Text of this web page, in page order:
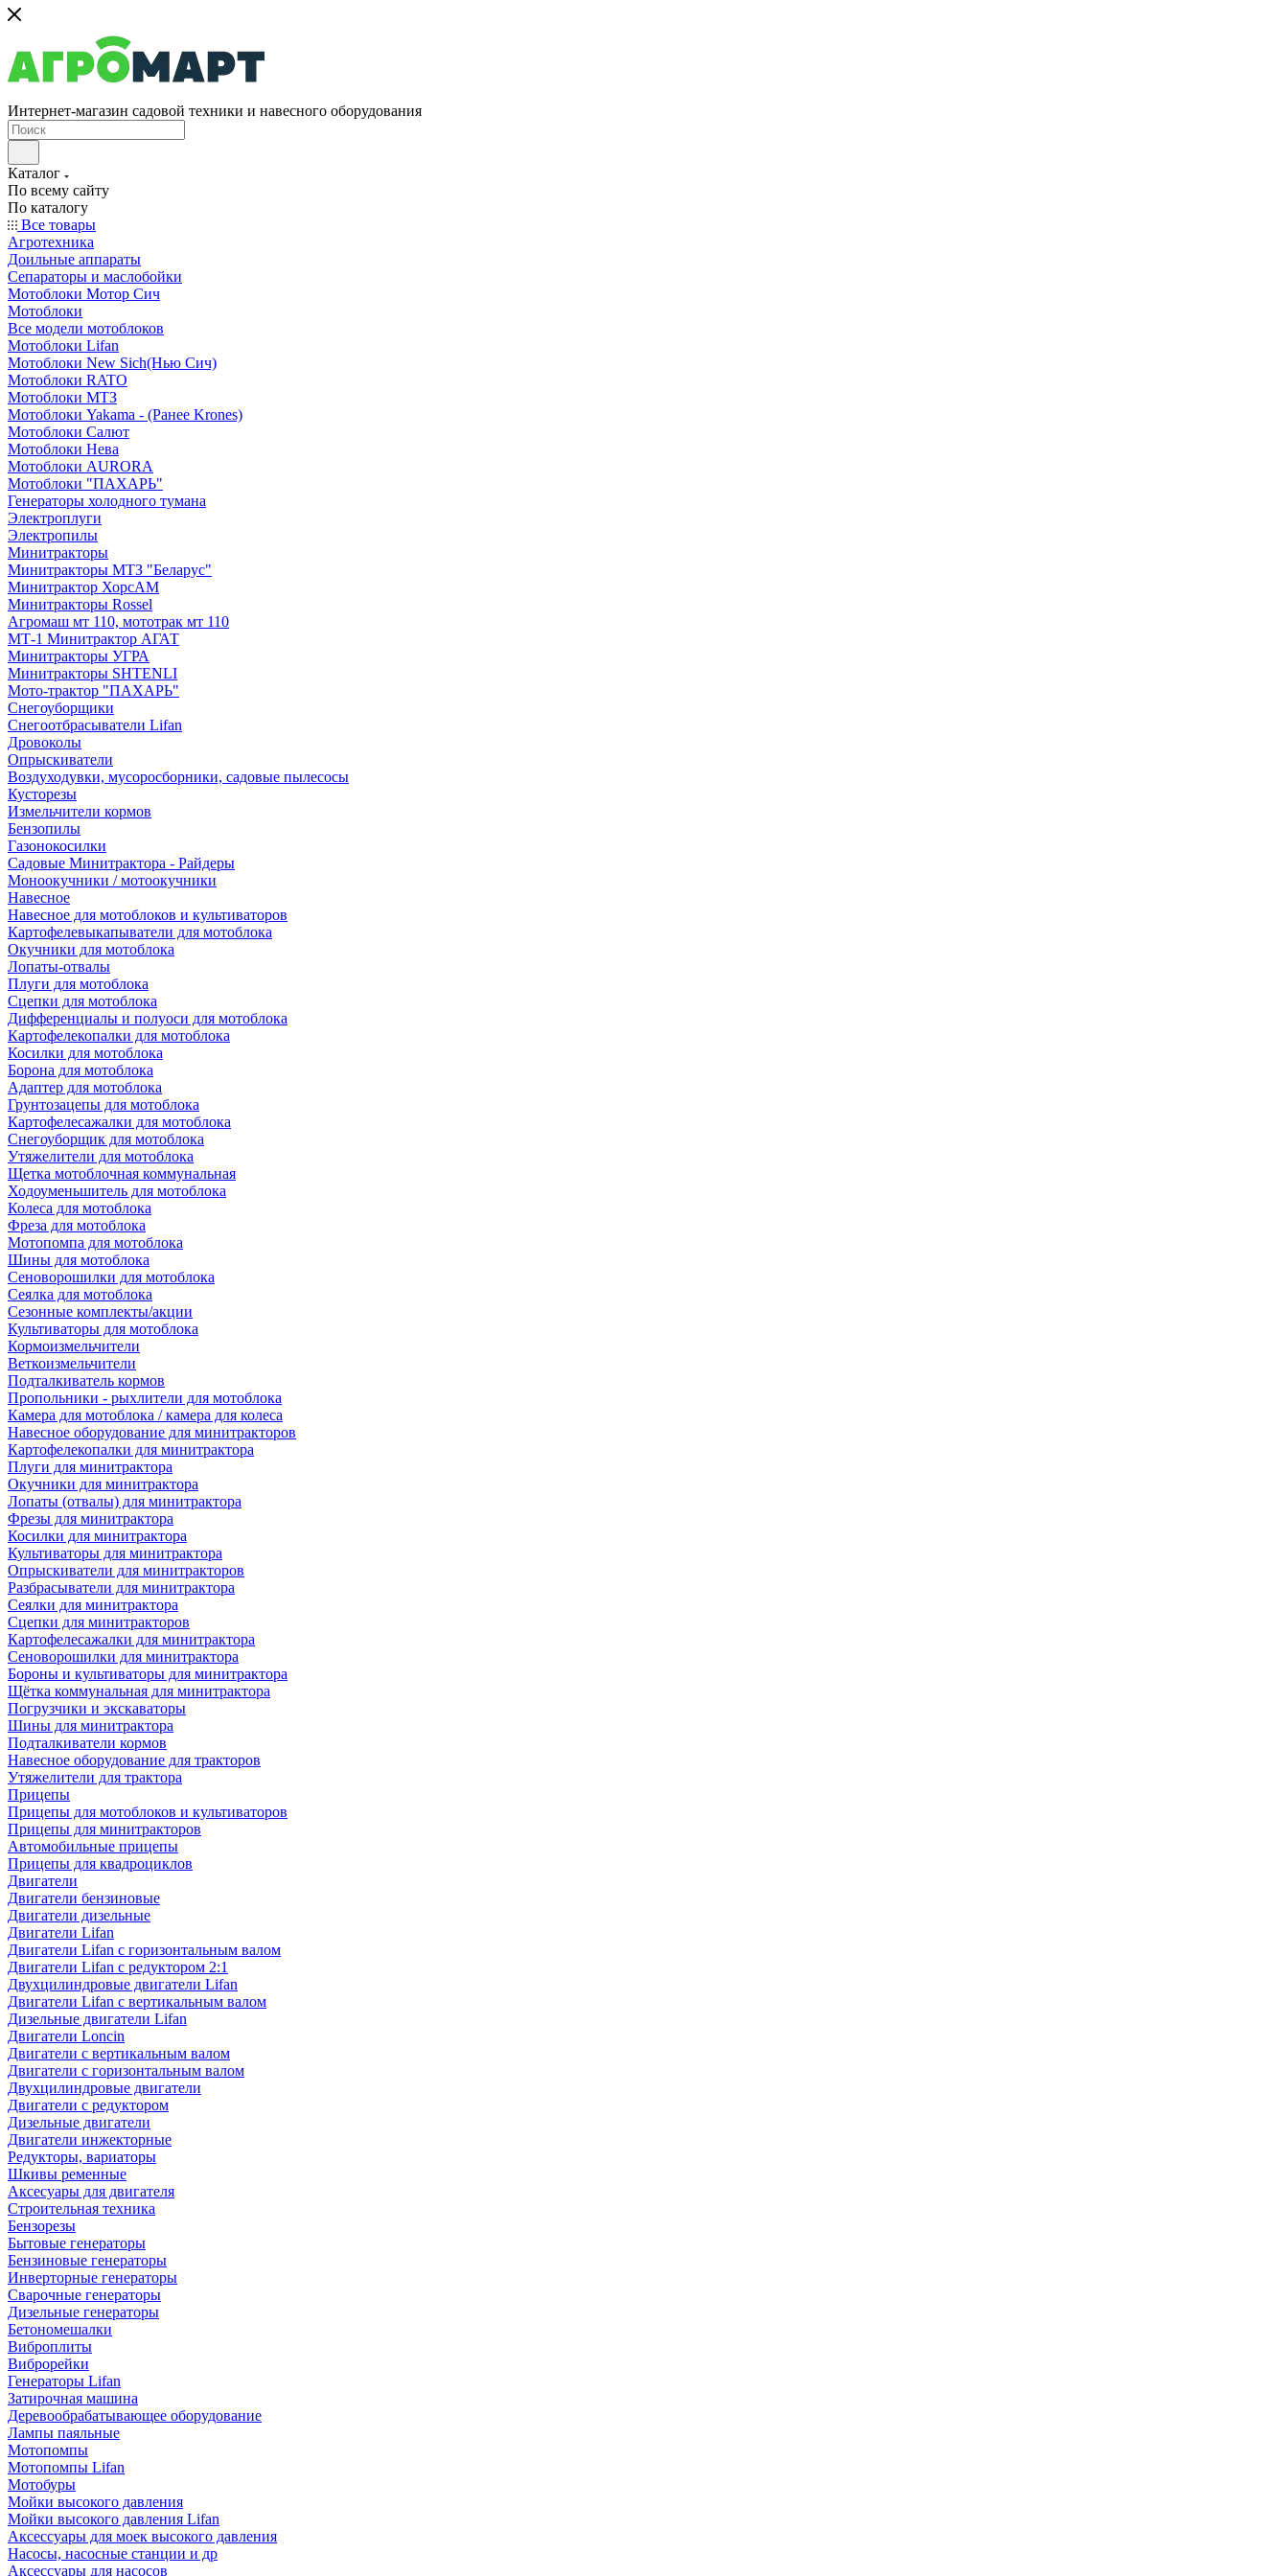
Интернет-магазин садовой техники и навесного оборудования
Каталог
По всему сайту
По каталогу
Все товары
Агротехника
Доильные аппараты
Сепараторы и маслобойки
Мотоблоки Мотор Сич
Мотоблоки
Все модели мотоблоков
Мотоблоки Lifan
Мотоблоки New Sich(Нью Сич)
Мотоблоки RATO
Мотоблоки МТЗ
Мотоблоки Yakama - (Ранее Krones)
Мотоблоки Салют
Мотоблоки Нева
Мотоблоки AURORA
Мотоблоки "ПАХАРЬ"
Генераторы холодного тумана
Электроплуги
Электропилы
Минитракторы
Минитракторы МТЗ "Беларус"
Минитрактор ХорсАМ
Минитракторы Rossel
Агромаш мт 110, мототрак мт 110
МТ-1 Минитрактор АГАТ
Минитракторы УГРА
Минитракторы SHTENLI
Мото-трактор "ПАХАРЬ"
Снегоуборщики
Снегоотбрасыватели Lifan
Дровоколы
Опрыскиватели
Воздуходувки, мусоросборники, cадовые пылесосы
Кусторезы
Измельчители кормов
Бензопилы
Газонокосилки
Садовые Минитрактора - Райдеры
Моноокучники / мотоокучники
Навесное
Навесное для мотоблоков и культиваторов
Картофелевыкапыватели для мотоблока
Окучники для мотоблока
Лопаты-отвалы
Плуги для мотоблока
Сцепки для мотоблока
Дифференциалы и полуоси для мотоблока
Картофелекопалки для мотоблока
Косилки для мотоблока
Борона для мотоблока
Адаптер для мотоблока
Грунтозацепы для мотоблока
Картофелесажалки для мотоблока
Снегоуборщик для мотоблока
Утяжелители для мотоблока
Щетка мотоблочная коммунальная
Ходоуменьшитель для мотоблока
Колеса для мотоблока
Фреза для мотоблока
Мотопомпа для мотоблока
Шины для мотоблока
Сеноворошилки для мотоблока
Сеялка для мотоблока
Сезонные комплекты/акции
Культиваторы для мотоблока
Кормоизмельчители
Веткоизмельчители
Подталкиватель кормов
Пропольники - рыхлители для мотоблока
Камера для мотоблока / камера для колеса
Навесное оборудование для минитракторов
Картофелекопалки для минитрактора
Плуги для минитрактора
Окучники для минитрактора
Лопаты (отвалы) для минитрактора
Фрезы для минитрактора
Косилки для минитрактора
Культиваторы для минитрактора
Опрыскиватели для минитракторов
Разбрасыватели для минитрактора
Сеялки для минитрактора
Сцепки для минитракторов
Картофелесажалки для минитрактора
Сеноворошилки для минитрактора
Бороны и культиваторы для минитрактора
Щётка коммунальная для минитрактора
Погрузчики и экскаваторы
Шины для минитрактора
Подталкиватели кормов
Навесное оборудование для тракторов
Утяжелители для трактора
Прицепы
Прицепы для мотоблоков и культиваторов
Прицепы для минитракторов
Автомобильные прицепы
Прицепы для квадроциклов
Двигатели
Двигатели бензиновые
Двигатели дизельные
Двигатели Lifan
Двигатели Lifan с горизонтальным валом
Двигатели Lifan с редуктором 2:1
Двухцилиндровые двигатели Lifan
Двигатели Lifan с вертикальным валом
Дизельные двигатели Lifan
Двигатели Loncin
Двигатели с вертикальным валом
Двигатели с горизонтальным валом
Двухцилиндровые двигатели
Двигатели с редуктором
Дизельные двигатели
Двигатели инжекторные
Редукторы, вариаторы
Шкивы ременные
Аксесуары для двигателя
Строительная техника
Бензорезы
Бытовые генераторы
Бензиновые генераторы
Инверторные генераторы
Сварочные генераторы
Дизельные генераторы
Бетономешалки
Виброплиты
Виброрейки
Генераторы Lifan
Затирочная машина
Деревообрабатывающее оборудование
Лампы паяльные
Мотопомпы
Мотопомпы Lifan
Мотобуры
Мойки высокого давления
Мойки высокого давления Lifan
Аксессуары для моек высокого давления
Насосы, насосные станции и др
Аксессуары для насосов